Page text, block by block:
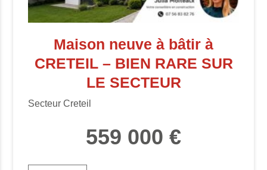
Maison neuve à bâtir à
CRETEIL – BIEN RARE SUR
LE SECTEUR
Secteur Creteil
559 000 €